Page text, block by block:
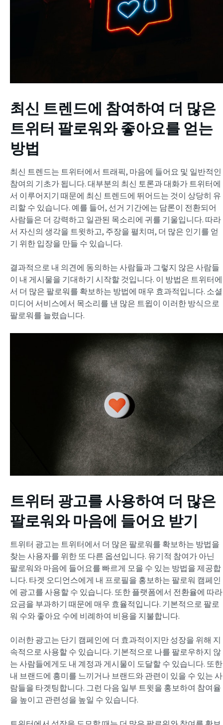
최신 트렌드에 참여하여 더 많은
트위터 팔로워와 좋아요를 얻는
방법
최신 트렌드는 트위터에서 트래픽, 마음에 들어요 및 일반적인
참여의 기초가 됩니다. 대부분의 최신 토론과 대화가 트위터에
서 이루어지기 때문에 최신 트렌드에 뛰어드는 것이 상당히 유
리할 수 있습니다. 예를 들어, 선거 기간에는 담론이 전환되어
사람들은 더 강력하고 일관된 목소리에 귀를 기울입니다. 따라
서 자신의 생각을 트윗하고, 주장을 펼치며, 더 많은 인기를 얻
기 위한 입장을 만들 수 있습니다.
결과적으로 내 의견에 동의하는 사람들과 그렇지 않은 사람들
이 내 게시물을 기대하기 시작할 것입니다. 이 방법은 트위터에
서 더 많은 팔로워를 확보하는 방법에 매우 효과적입니다. 소셜
미디어 서비스에서 목소리를 낸 많은 트윕이 이러한 방식으로
팔로워를 늘렸습니다.
트위터 광고를 사용하여 더 많은
팔로워와 마음에 들어요 받기
트위터 광고는 트위터에서 더 많은 팔로워를 확보하는 방법을
찾는 사용자를 위한 또 다른 옵션입니다. 유기적 참여가 아닌
팔로워와 마음에 들어요를 빠르게 모을 수 있는 방법을 제공합
니다. 타겟 오디언스에게 내 프로필을 홍보하는 팔로워 캠페인
에 광고를 사용할 수 있습니다. 또한 플랫폼에서 전환율에 따라
요금을 부과하기 때문에 매우 효율적입니다. 기본적으로 팔로
워 수와 좋아요 수에 비례하여 비용을 지불합니다.
이러한 광고는 단기 캠페인에 더 효과적이지만 성장을 위해 지
속적으로 사용할 수 있습니다. 기본적으로 나를 팔로우하지 않
는 사람들에게도 내 계정과 게시물이 도달할 수 있습니다. 또한
내 브랜드에 흥미를 느끼거나 브랜드와 관련이 있을 수 있는 사
람들을 타겟팅합니다. 그런 다음 일부 트윗을 홍보하여 참여율
을 높이고 관련성을 높일 수 있습니다.